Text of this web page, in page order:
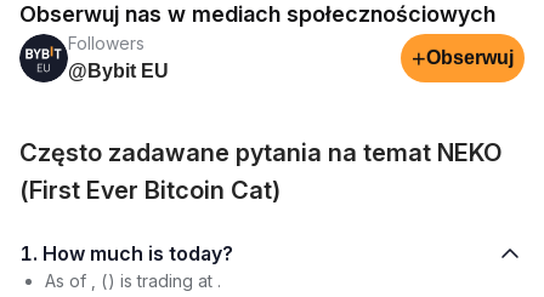
Obserwuj nas w mediach społecznościowych
Followers
@Bybit EU
+Obserwuj
Często zadawane pytania na temat NEKO
(First Ever Bitcoin Cat)
1. How much is today?
As of , () is trading at .